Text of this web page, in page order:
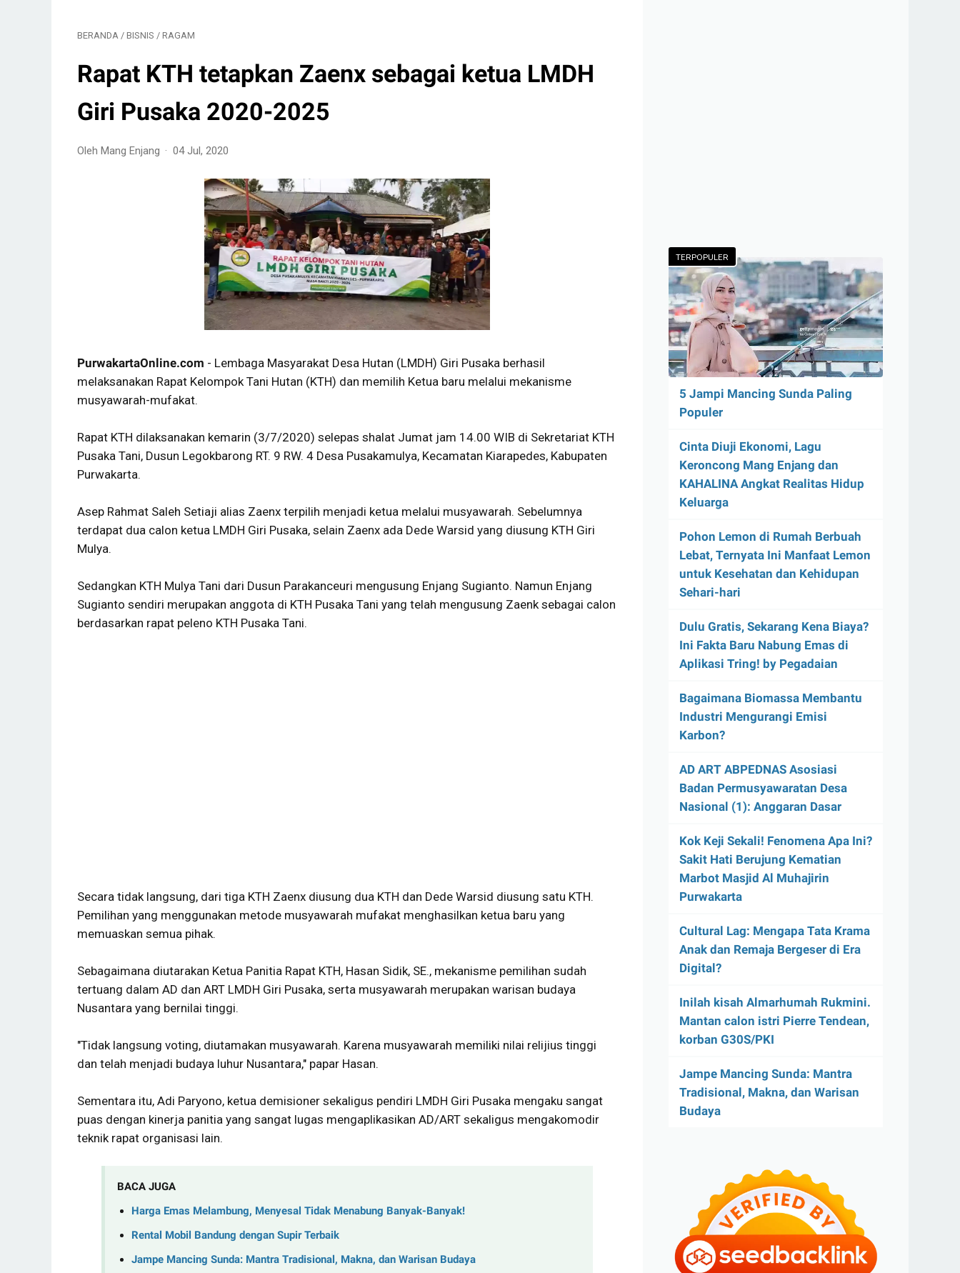
BERANDA / BISNIS / RAGAM
Rapat KTH tetapkan Zaenx sebagai ketua LMDH
Giri Pusaka 2020-2025
Oleh Mang Enjang 04 Jul, 2020
PurwakartaOnline.com - Lembaga Masyarakat Desa Hutan (LMDH) Giri Pusaka berhasil
melaksanakan Rapat Kelompok Tani Hutan (KTH) dan memilih Ketua baru melalui mekanisme
musyawarah-mufakat.
Rapat KTH dilaksanakan kemarin (3/7/2020) selepas shalat Jumat jam 14.00 WIB di Sekretariat KTH
Pusaka Tani, Dusun Legokbarong RT. 9 RW. 4 Desa Pusakamulya, Kecamatan Kiarapedes, Kabupaten
Purwakarta.
Asep Rahmat Saleh Setiaji alias Zaenx terpilih menjadi ketua melalui musyawarah. Sebelumnya
terdapat dua calon ketua LMDH Giri Pusaka, selain Zaenx ada Dede Warsid yang diusung KTH Giri
Mulya.
Sedangkan KTH Mulya Tani dari Dusun Parakanceuri mengusung Enjang Sugianto. Namun Enjang
Sugianto sendiri merupakan anggota di KTH Pusaka Tani yang telah mengusung Zaenk sebagai calon
berdasarkan rapat peleno KTH Pusaka Tani.
Secara tidak langsung, dari tiga KTH Zaenx diusung dua KTH dan Dede Warsid diusung satu KTH.
Pemilihan yang menggunakan metode musyawarah mufakat menghasilkan ketua baru yang
memuaskan semua pihak.
Sebagaimana diutarakan Ketua Panitia Rapat KTH, Hasan Sidik, SE., mekanisme pemilihan sudah
tertuang dalam AD dan ART LMDH Giri Pusaka, serta musyawarah merupakan warisan budaya
Nusantara yang bernilai tinggi.
"Tidak langsung voting, diutamakan musyawarah. Karena musyawarah memiliki nilai relijius tinggi
dan telah menjadi budaya luhur Nusantara," papar Hasan.
Sementara itu, Adi Paryono, ketua demisioner sekaligus pendiri LMDH Giri Pusaka mengaku sangat
puas dengan kinerja panitia yang sangat lugas mengaplikasikan AD/ART sekaligus mengakomodir
teknik rapat organisasi lain.
BACA JUGA
Harga Emas Melambung, Menyesal Tidak Menabung Banyak-Banyak!
Rental Mobil Bandung dengan Supir Terbaik
Jampe Mancing Sunda: Mantra Tradisional, Makna, dan Warisan Budaya
TERPOPULER
5 Jampi Mancing Sunda Paling
Populer
Cinta Diuji Ekonomi, Lagu
Keroncong Mang Enjang dan
KAHALINA Angkat Realitas Hidup
Keluarga
Pohon Lemon di Rumah Berbuah
Lebat, Ternyata Ini Manfaat Lemon
untuk Kesehatan dan Kehidupan
Sehari-hari
Dulu Gratis, Sekarang Kena Biaya?
Ini Fakta Baru Nabung Emas di
Aplikasi Tring! by Pegadaian
Bagaimana Biomassa Membantu
Industri Mengurangi Emisi
Karbon?
AD ART ABPEDNAS Asosiasi
Badan Permusyawaratan Desa
Nasional (1): Anggaran Dasar
Kok Keji Sekali! Fenomena Apa Ini?
Sakit Hati Berujung Kematian
Marbot Masjid Al Muhajirin
Purwakarta
Cultural Lag: Mengapa Tata Krama
Anak dan Remaja Bergeser di Era
Digital?
Inilah kisah Almarhumah Rukmini.
Mantan calon istri Pierre Tendean,
korban G30S/PKI
Jampe Mancing Sunda: Mantra
Tradisional, Makna, dan Warisan
Budaya